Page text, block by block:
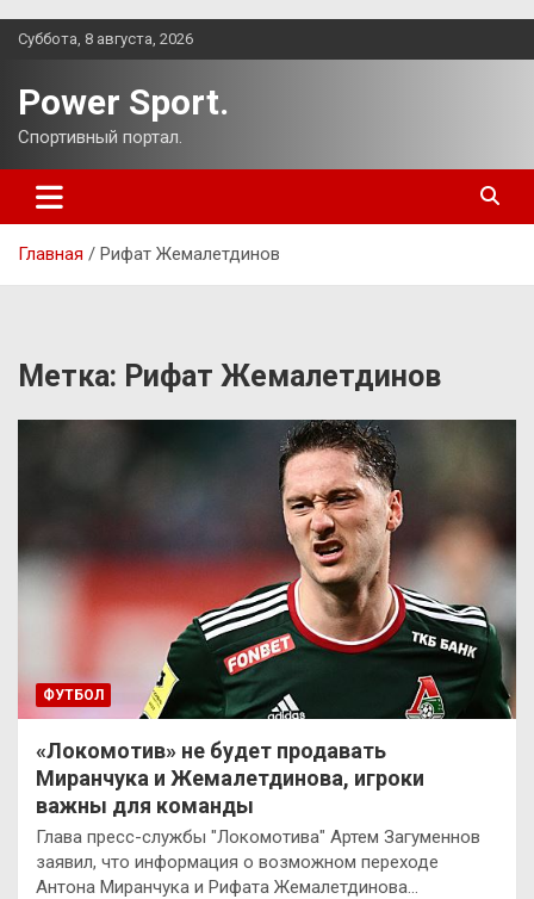
Перейти
Суббота, 8 августа, 2026
Power Sport.
Спортивный портал.
Главная Рифат Жемалетдинов
Метка: Рифат Жемалетдинов
ФУТБОЛ
«Локомотив» не будет продавать
Миранчука и Жемалетдинова, игроки
важны для команды
Глава пресс-службы "Локомотива" Артем Загуменнов
заявил, что информация о возможном переходе
Антона Миранчука и Рифата Жемалетдинова…